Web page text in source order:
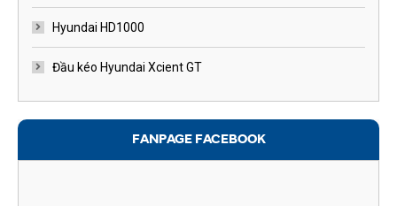
Hyundai HD1000
Đầu kéo Hyundai Xcient GT
FANPAGE FACEBOOK